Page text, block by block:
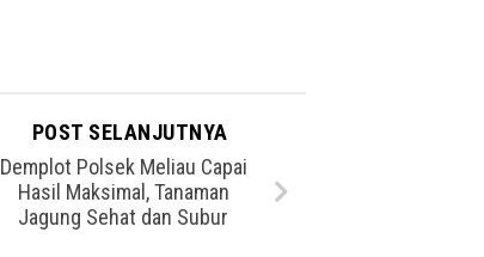
POST SELANJUTNYA
Demplot Polsek Meliau Capai
Hasil Maksimal, Tanaman
Jagung Sehat dan Subur